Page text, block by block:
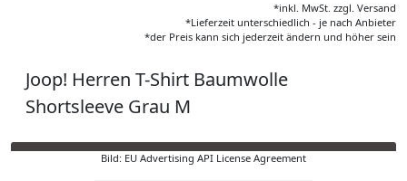
*inkl. MwSt. zzgl. Versand
*Lieferzeit unterschiedlich - je nach Anbieter
*der Preis kann sich jederzeit ändern und höher sein
Joop! Herren T-Shirt Baumwolle
Shortsleeve Grau M
Bild: EU Advertising API License Agreement